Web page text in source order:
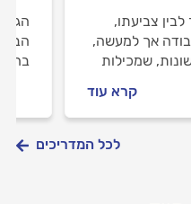
צביעתו,
אך למעשה,
שמכילות
שיטה עדיפה ואיך
המיוחל?
את צביעת הבית
קרא עוד
לכל המדריכים